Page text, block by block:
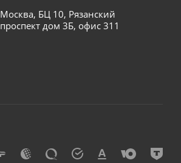
Москва, БЦ 10, Рязанский
проспект дом 3Б, офис 311